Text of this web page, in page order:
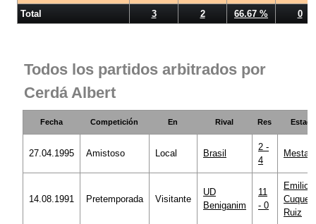
Total
3 2 66.67 % 0
Todos los partidos arbitrados por
Cerdá Albert
Fecha Competición En Rival Res
27.04.1995 Amistoso Local Brasil
2 -
4
14.08.1991 Pretemporada Visitante
UD
Beniganim
11
- 0
Emilio
Ruiz